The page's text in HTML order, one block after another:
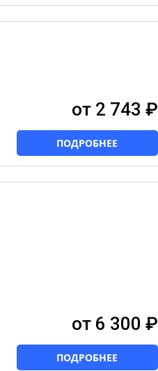
от 2 743 ₽
ПОДРОБНЕЕ
от 6 300 ₽
ПОДРОБНЕЕ